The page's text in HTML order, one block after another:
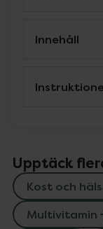
Innehåll
Upptäck
Kost och
Multivitamin